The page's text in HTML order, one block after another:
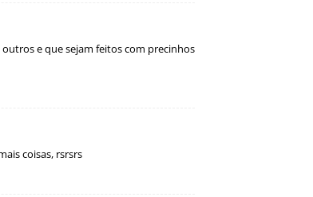
e que sejam feitos com precinhos
coisas, rsrsrs